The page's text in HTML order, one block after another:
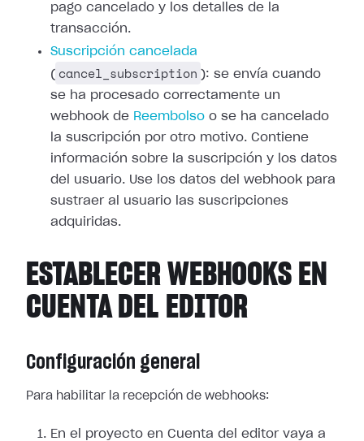
pago cancelado y los detalles de la
transacción.
Suscripción cancelada
( cancel_subscription ): se envía cuando
se ha procesado correctamente un
webhook de Reembolso o se ha cancelado
la suscripción por otro motivo. Contiene
información sobre la suscripción y los datos
del usuario. Use los datos del webhook para
sustraer al usuario las suscripciones
adquiridas.
ESTABLECER WEBHOOKS EN
CUENTA DEL EDITOR
Configuración general
Para habilitar la recepción de webhooks:
En el proyecto en Cuenta del editor vaya a